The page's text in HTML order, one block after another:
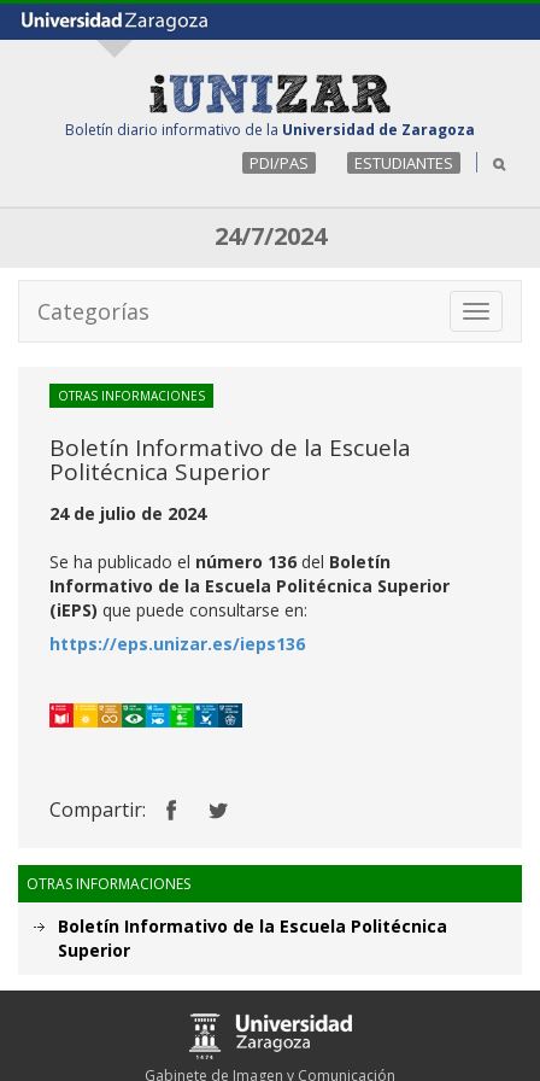
Boletín diario informativo de la Universidad de Zaragoza
PDI/PAS ESTUDIANTES
24/7/2024
Toggle
Categorías
OTRAS INFORMACIONES
Boletín Informativo de la Escuela
Politécnica Superior
24 de julio de 2024
Se ha publicado el número 136 del Boletín
Informativo de la Escuela Politécnica Superior
(iEPS) que puede consultarse en:
https://eps.unizar.es/ieps136
Compartir:
OTRAS INFORMACIONES
Boletín Informativo de la Escuela Politécnica
Superior
Gabinete de Imagen y Comunicación